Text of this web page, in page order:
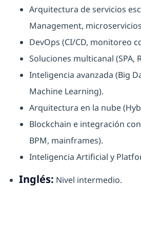
Arquitectura de servicios
Management,
DevOps (CI/CD, monitoreo
Soluciones multicanal (SPA,
Inteligencia avanzada (Big
Machine Learning).
Arquitectura en la nube
Blockchain e integración
BPM, mainframes).
Inteligencia Artificial y
Inglés: Nivel intermedio.